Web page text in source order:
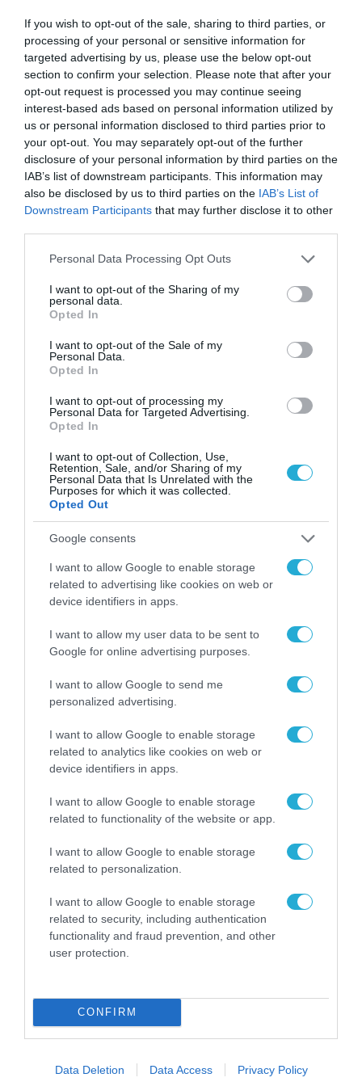
If you wish to opt-out of the sale, sharing to third parties, or
processing of your personal or sensitive information for
targeted advertising by us, please use the below opt-out
section to confirm your selection. Please note that after your
opt-out request is processed you may continue seeing
interest-based ads based on personal information utilized by
us or personal information disclosed to third parties prior to
your opt-out. You may separately opt-out of the further
disclosure of your personal information by third parties on the
IAB’s list of downstream participants. This information may
also be disclosed by us to third parties on the IAB’s List of
Downstream Participants that may further disclose it to other
Please note that this website/app uses one or more Google
not limited to your visit or usage behaviour. You may click to
grant or deny consent to Google and its third-party tags to
use your data for below specified purposes in below Google
consent section.
Personal Data Processing Opt Outs
I want to opt-out of the Sharing of my
personal data.
Opted In
I want to opt-out of the Sale of my
Personal Data.
Opted In
I want to opt-out of processing my
Personal Data for Targeted Advertising.
Opted In
I want to opt-out of Collection, Use,
Retention, Sale, and/or Sharing of my
Personal Data that Is Unrelated with the
Purposes for which it was collected.
Opted Out
Google consents
I want to allow Google to enable storage
related to advertising like cookies on web or
device identifiers in apps.
I want to allow my user data to be sent to
Google for online advertising purposes.
I want to allow Google to send me
personalized advertising.
I want to allow Google to enable storage
related to analytics like cookies on web or
device identifiers in apps.
I want to allow Google to enable storage
related to functionality of the website or app.
I want to allow Google to enable storage
related to personalization.
I want to allow Google to enable storage
related to security, including authentication
functionality and fraud prevention, and other
user protection.
CONFIRM
Data Deletion Data Access Privacy Policy
έχουν σχεδιαστεί με γνώμονα την
προσβασιμότητα σε άτομα με αναπηρία.
Επίσης, υιοθετούν μια νέα, paperless
νοοτροπία με ψηφιακές αποδείξεις που
μειώνουν την σπατάλη χαρτιού, ενώ σε όλα
τα καταστήματα έχουν τοποθετηθεί ειδικοί
κάδοι ανακύκλωσης συσκευών.
TAGS:
ΚΑΤΑΣΤΗΜΑ ΚΑΤΑΣΤΗΜΑΤΑ
ΡΟΗ ΕΙΔΗΣΕΩΝ
Το χρηματοδοτούμενο
από την ΕΕ έργο “The
ενισχύει την ασφάλεια
των παιδιών στο
31.07.2026
ΑΑΔΕ: Διευκρινίσεις
για τα πρόστιμα σε
παραβάσεις που
αφορούν τους ΦΗΜ
31.07.2026
Τεχνητή Νοημοσύνη
δεν είναι απλώς μια
νέα τεχνολογία, είναι
επανάσταση»